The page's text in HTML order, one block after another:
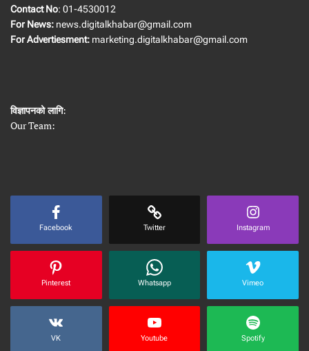
Contact No: 01-4530012
For News: news.digitalkhabar@gmail.com
For Advertiesment: marketing.digitalkhabar@gmail.com
विज्ञापनको लागि:
Our Team:
Facebook Twitter Instagram
Pinterest Whatsapp Vimeo
VK Youtube Spotify